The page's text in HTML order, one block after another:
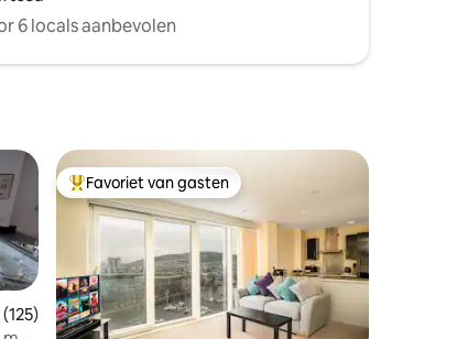
6 locals aanbevolen
beoordeling van 4,95 op 5, 125 recensies
Topfavoriet van gasten
Favoriet van gasten